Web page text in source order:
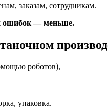
заказам, сотрудникам.
ошибок — меньше.
роботов),
упаковка.